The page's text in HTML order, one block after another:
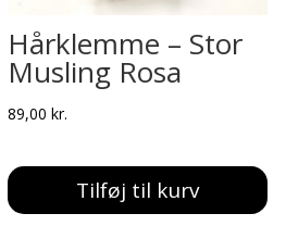
Hårklemme – Stor
Musling Rosa
89,00kr.
Tilføj til kurv